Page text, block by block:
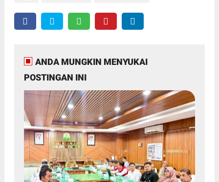
ANDA MUNGKIN MENYUKAI
POSTINGAN INI